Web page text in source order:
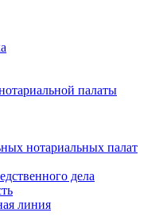
палаты
нотариальных палат
дела
линия